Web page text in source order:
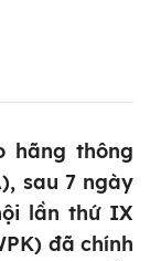
hãng thông
sau 7 ngày
lần thứ IX
đã chính